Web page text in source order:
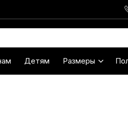
Детям Размеры